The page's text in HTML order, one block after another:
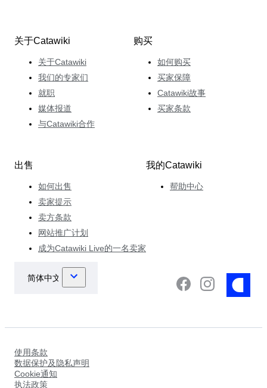
关于Catawiki
关于Catawiki
我们的专家们
就职
媒体报道
与Catawiki合作
购买
如何购买
买家保障
Catawiki故事
买家条款
出售
如何出售
卖家提示
卖方条款
网站推广计划
成为Catawiki Live的一名卖家
我的Catawiki
帮助中心
使用条款
数据保护及隐私声明
Cookie通知
执法政策